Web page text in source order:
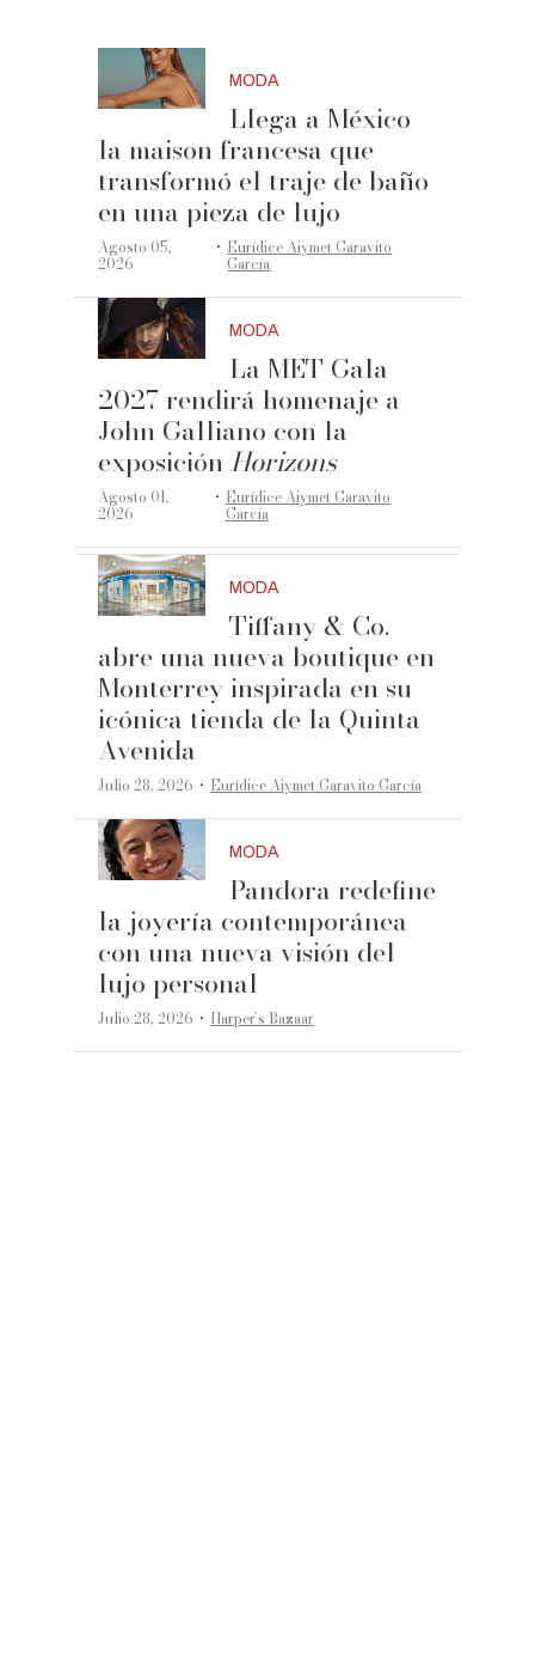
MODA
Llega a México
la maison francesa que
transformó el traje de baño
en una pieza de lujo
Agosto 05,
2026 ·Eurídice Aiymet Garavito
García
MODA
La MET Gala
2027 rendirá homenaje a
John Galliano con la
exposición Horizons
Agosto 01,
2026 ·Eurídice Aiymet Garavito
García
MODA
Tiffany & Co.
abre una nueva boutique en
Monterrey inspirada en su
icónica tienda de la Quinta
Avenida
Julio 28, 2026 ·Eurídice Aiymet Garavito García
MODA
Pandora redefine
la joyería contemporánea
con una nueva visión del
lujo personal
Julio 28, 2026 ·Harper’s Bazaar